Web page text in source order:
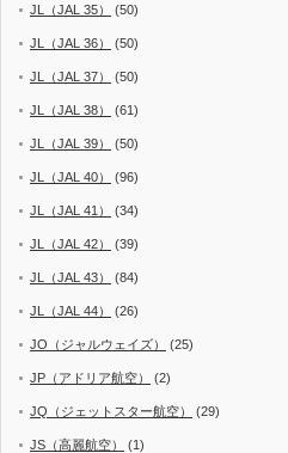
JL（JAL 35） (50)
JL（JAL 36） (50)
JL（JAL 37） (50)
JL（JAL 38） (61)
JL（JAL 39） (50)
JL（JAL 40） (96)
JL（JAL 41） (34)
JL（JAL 42） (39)
JL（JAL 43） (84)
JL（JAL 44） (26)
JO（ジャルウェイズ） (25)
JP（アドリア航空） (2)
JQ（ジェットスター航空） (29)
JS（高麗航空） (1)